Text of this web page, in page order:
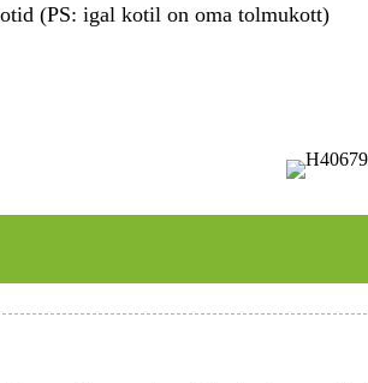
(PS: igal kotil on oma tolmukott)